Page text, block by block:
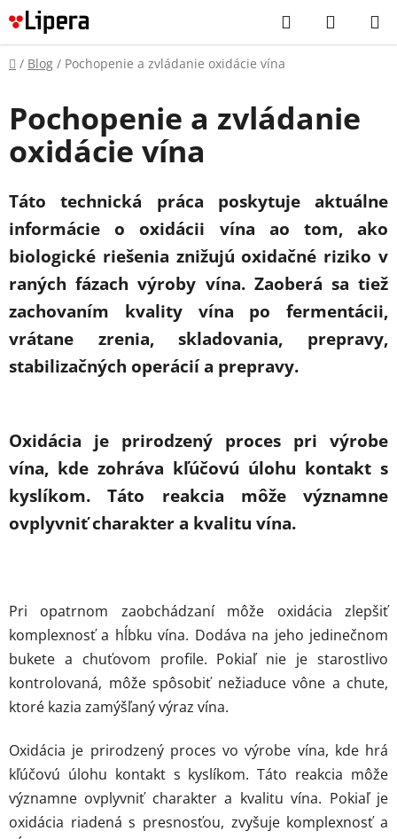
Prejsť
na
obsah
Hľadať
KOŠÍK
Domov
/ Blog / Pochopenie a zvládanie oxidácie vína
Pochopenie a zvládanie
oxidácie vína
Táto technická práca poskytuje aktuálne
informácie o oxidácii vína ao tom, ako
biologické riešenia znižujú oxidačné riziko v
raných fázach výroby vína. Zaoberá sa tiež
zachovaním kvality vína po fermentácii,
vrátane zrenia, skladovania, prepravy,
stabilizačných operácií a prepravy.
Oxidácia je prirodzený proces pri výrobe
vína, kde zohráva kľúčovú úlohu kontakt s
kyslíkom. Táto reakcia môže významne
ovplyvniť charakter a kvalitu vína.
Pri opatrnom zaobchádzaní môže oxidácia zlepšiť
komplexnosť a hĺbku vína. Dodáva na jeho jedinečnom
bukete a chuťovom profile. Pokiaľ nie je starostlivo
kontrolovaná, môže spôsobiť nežiaduce vône a chute,
ktoré kazia zamýšľaný výraz vína.
Oxidácia je prirodzený proces vo výrobe vína, kde hrá
kľúčovú úlohu kontakt s kyslíkom. Táto reakcia môže
významne ovplyvniť charakter a kvalitu vína. Pokiaľ je
oxidácia riadená s presnosťou, zvyšuje komplexnosť a